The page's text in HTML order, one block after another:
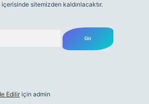
sitemizden kaldırılacaktır.
Edilir için admin